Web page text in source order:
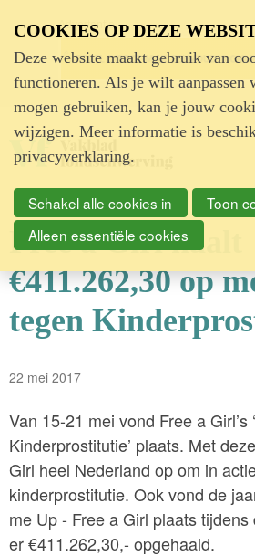
Advertentie
Free a Girl haalt
€411.262,30 op
tegen
22 mei 2017
Van 15-21 mei vond Free a Girl’s
Kinderprostitutie’ plaats. Met
Girl heel Nederland op om in
kinderprostitutie. Ook vond de
me Up - Free a Girl plaats
er €411.262,30,- opgehaald.
COOKIES OP DEZE
Deze website maakt gebruik van
functioneren. Als je wilt aanpassen
mogen gebruiken, kan je jouw
wijzigen. Meer informatie is
privacyverklaring.
Schakel alle cookies in
Toon
Alleen essentiële cookies